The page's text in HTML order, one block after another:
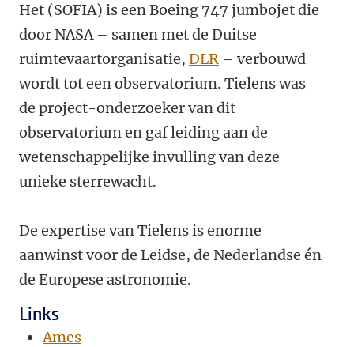
Het (SOFIA) is een Boeing 747 jumbojet die
door NASA – samen met de Duitse
ruimtevaartorganisatie, DLR – verbouwd
wordt tot een observatorium. Tielens was
de project-onderzoeker van dit
observatorium en gaf leiding aan de
wetenschappelijke invulling van deze
unieke sterrewacht.
De expertise van Tielens is enorme
aanwinst voor de Leidse, de Nederlandse én
de Europese astronomie.
Links
Ames